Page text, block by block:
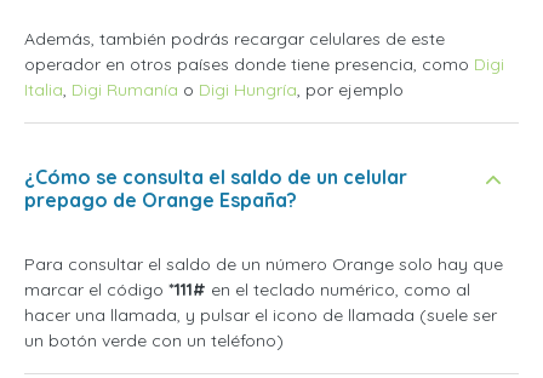
Además, también podrás recargar celulares de este
operador en otros países donde tiene presencia, como Digi
Italia, Digi Rumanía o Digi Hungría, por ejemplo
¿Cómo se consulta el saldo de un celular
prepago de Orange España?
Para consultar el saldo de un número Orange solo hay que
marcar el código *111# en el teclado numérico, como al
hacer una llamada, y pulsar el icono de llamada (suele ser
un botón verde con un teléfono)